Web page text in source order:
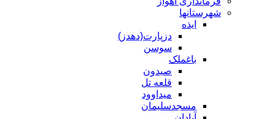
شهرستانها
ایذه
دزپارت(دهدز)
سوسن
باغملک
صیدون
قلعه تل
میداوود
مسجدسلیمان